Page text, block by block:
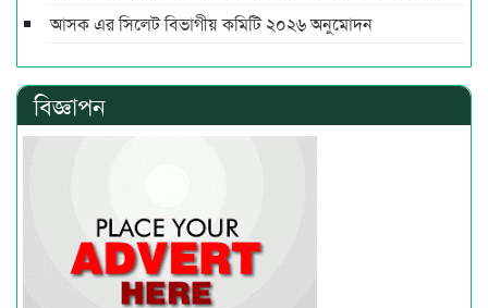
আসক এর সিলেট বিভাগীয় কমিটি ২০২৬ অনুমোদন
বিজ্ঞাপন